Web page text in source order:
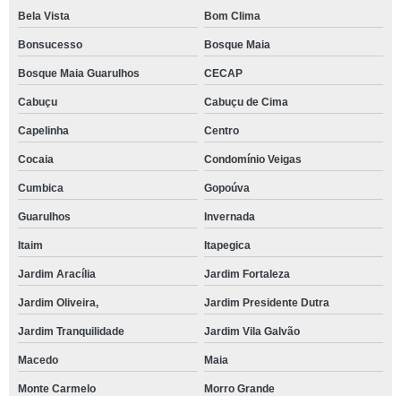
Bela Vista Bom Clima
Bonsucesso Bosque Maia
Bosque Maia Guarulhos CECAP
Cabuçu Cabuçu de Cima
Capelinha Centro
Cocaia Condomínio Veigas
Cumbica Gopoúva
Guarulhos Invernada
Itaim Itapegica
Jardim Aracília Jardim Fortaleza
Jardim Oliveira, Jardim Presidente Dutra
Jardim Tranquilidade Jardim Vila Galvão
Macedo Maia
Monte Carmelo Morro Grande